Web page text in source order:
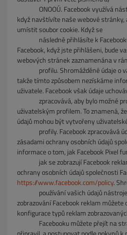
ONOOÚ. Facebook využívá
když navštívíte naše webové stránky,
umístit soubor cookie. Když se
následněpřihlásíte k
Facebook, když jste přihlášeni, bude
webových stránek zaznamenána v
profilu.Shromážděné údaje o
takže tímto způsobem nezískáme
uživatele. Facebook však údaje
zpracovává,aby bylo možné
uživatelským profilem. To znamená,
údajů mohou být vytvořeny
profily. Facebookzpracovává
zásadami ochrany osobních údajů
informace o tom, jak Facebook Pixel
jak se zobrazujíFacebook
ochrany osobních údajů společnosti
https://www.facebook.com/policy.
používání vašich údajů
zobrazování Facebook reklam můžete
konfigurace typů reklam
Facebooku můžete přejít na